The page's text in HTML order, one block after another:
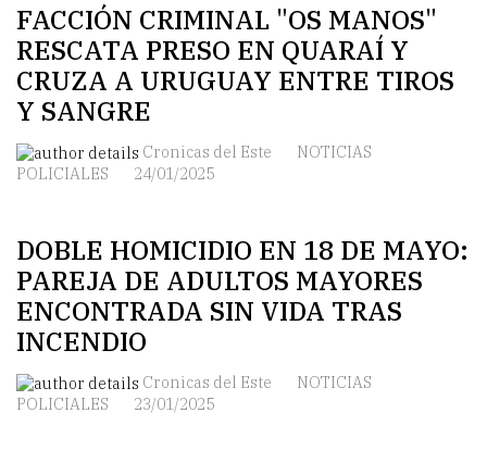
FACCIÓN CRIMINAL "OS MANOS"
RESCATA PRESO EN QUARAÍ Y
CRUZA A URUGUAY ENTRE TIROS
Y SANGRE
Cronicas del Este
NOTICIAS
POLICIALES
24/01/2025
DOBLE HOMICIDIO EN 18 DE MAYO:
PAREJA DE ADULTOS MAYORES
ENCONTRADA SIN VIDA TRAS
INCENDIO
Cronicas del Este
NOTICIAS
POLICIALES
23/01/2025